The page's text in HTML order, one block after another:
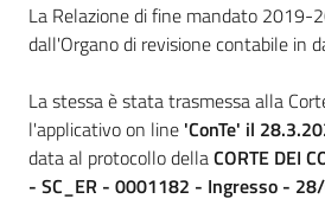
La Relazione di fine mandato
dall'Organo di revisione contabile in
La stessa è stata trasmessa alla
l'applicativo on line 'ConTe' il
data al protocollo dellaCORTE DEI
- SC_ER - 0001182 - Ingresso -